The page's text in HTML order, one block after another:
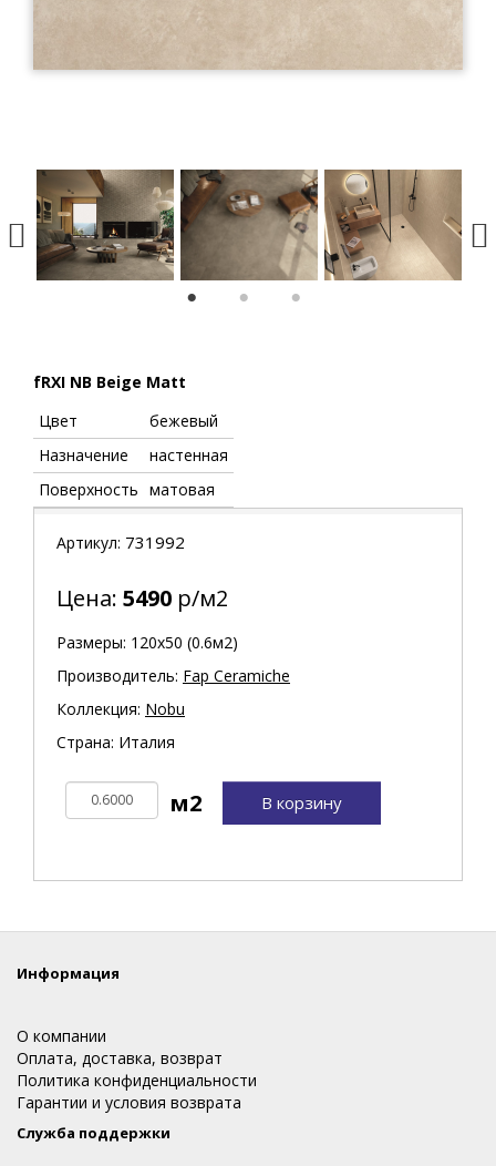
fRXI NB Beige Matt
Цвет
бежевый
Назначение
настенная
Поверхность матовая
Артикул: 731992
Цена: 5490 р/м2
Размеры: 120х50 (0.6м2)
Производитель: Fap Ceramiche
Коллекция: Nobu
Страна: Италия
В корзину
Информация
О компании
Оплата, доставка, возврат
Политика конфиденциальности
Гарантии и условия возврата
Служба поддержки